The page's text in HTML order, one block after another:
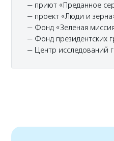
— приют «Преданное
— проект «Люди и
— Фонд «Зеленая
— Фонд президентских
— Центр исследований